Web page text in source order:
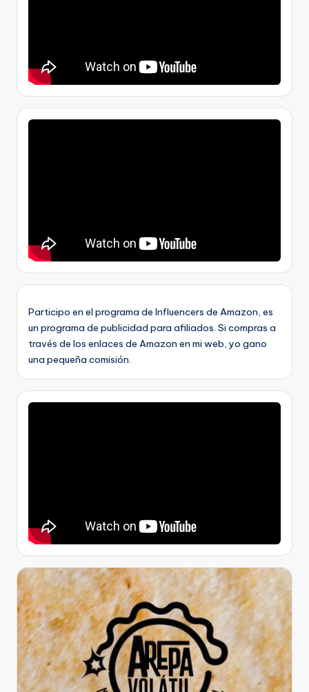
Participo en el programa de Influencers de Amazon, es
un programa de publicidad para afiliados. Si compras a
través de los enlaces de Amazon en mi web, yo gano
una pequeña comisión.